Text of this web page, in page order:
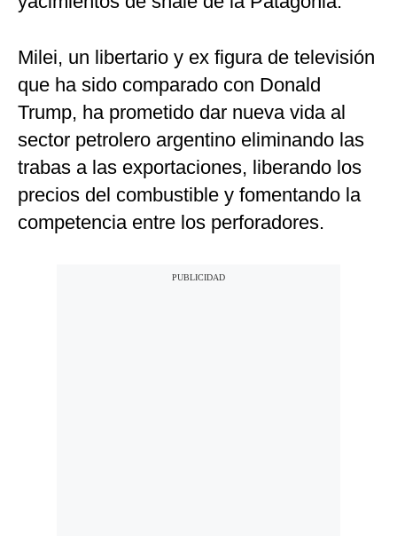
Milei, un libertario y ex figura de televisión
que ha sido comparado con Donald
Trump, ha prometido dar nueva vida al
sector petrolero argentino eliminando las
trabas a las exportaciones, liberando los
precios del combustible y fomentando la
competencia entre los perforadores.